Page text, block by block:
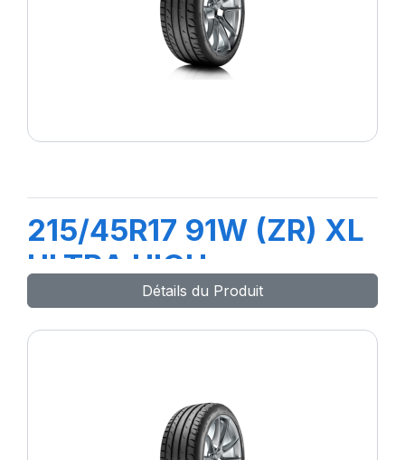
215/45R17 91W (ZR) XL
ULTRA HIGH
PERFORMANCE
Détails du Produit